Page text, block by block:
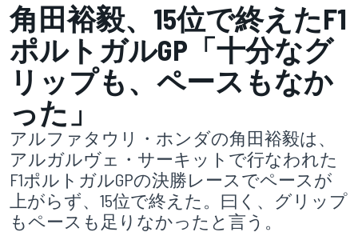
角田裕毅、15位で終えたF1
ポルトガルGP「十分なグ
リップも、ペースもなか
った」
アルファタウリ・ホンダの角田裕毅は、
アルガルヴェ・サーキットで行なわれた
F1ポルトガルGPの決勝レースでペースが
上がらず、15位で終えた。曰く、グリップ
もペースも足りなかったと言う。